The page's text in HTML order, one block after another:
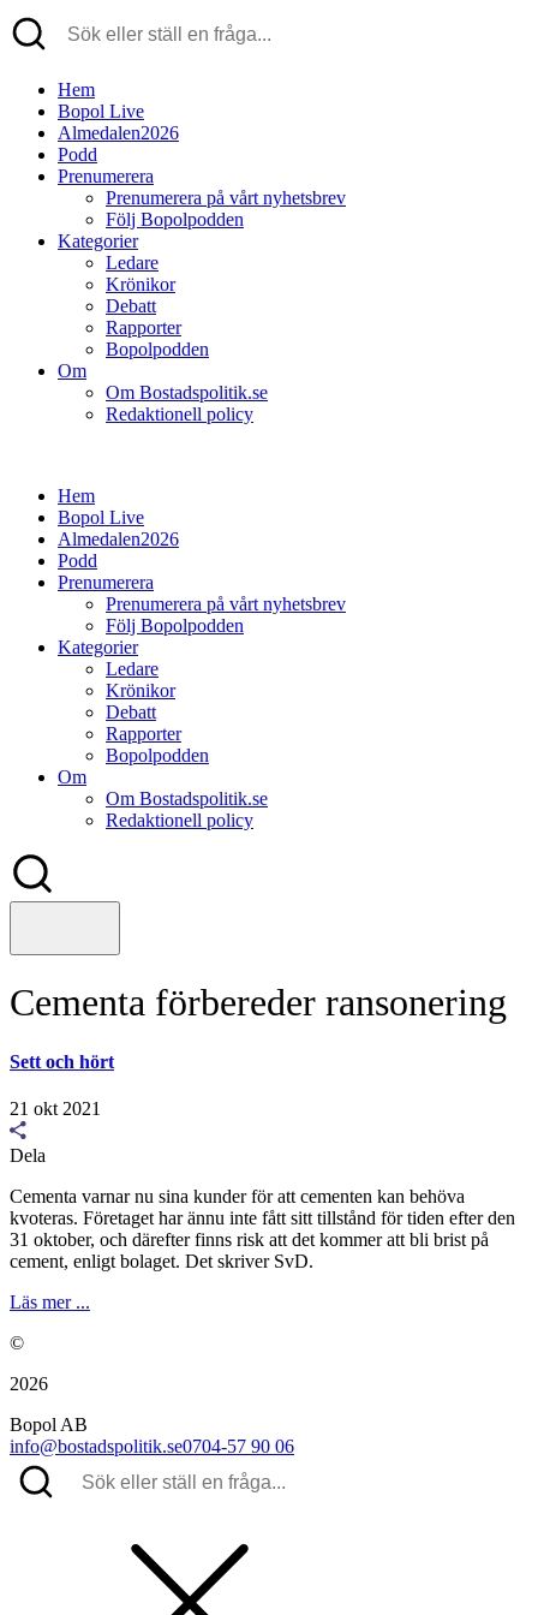
Hem
Bopol Live
Almedalen2026
Podd
Prenumerera
Prenumerera på vårt nyhetsbrev
Följ Bopolpodden
Kategorier
Ledare
Krönikor
Debatt
Rapporter
Bopolpodden
Om
Om Bostadspolitik.se
Redaktionell policy
Hem
Bopol Live
Almedalen2026
Podd
Prenumerera
Prenumerera på vårt nyhetsbrev
Följ Bopolpodden
Kategorier
Ledare
Krönikor
Debatt
Rapporter
Bopolpodden
Om
Om Bostadspolitik.se
Redaktionell policy
Cementa förbereder ransonering
Sett och hört
21 okt 2021
Dela
Cementa varnar nu sina kunder för att cementen kan behöva
kvoteras. Företaget har ännu inte fått sitt tillstånd för tiden efter den
31 oktober, och därefter finns risk att det kommer att bli brist på
cement, enligt bolaget. Det skriver SvD.
Läs mer ...
©
2026
Bopol AB
info@bostadspolitik.se0704-57 90 06